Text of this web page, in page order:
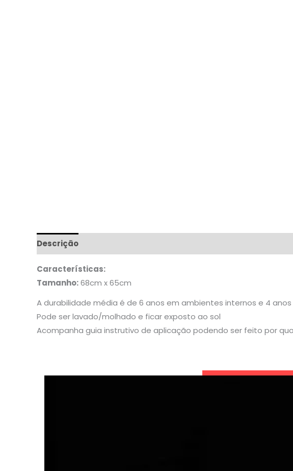
Descrição
Características:
Tamanho:68cm x 65cm
A durabilidade média é de 6 anos em ambientes internos e 4
Pode ser lavado/molhado e ficar exposto ao sol
Acompanha guia instrutivo de aplicação podendo ser feito por